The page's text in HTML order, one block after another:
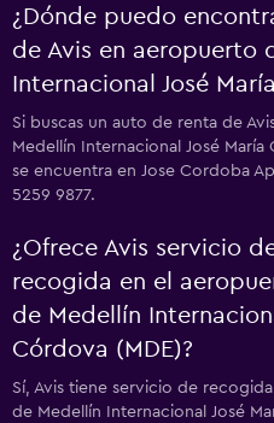
¿Dónde puedo
de Avis en aeropuerto
Internacional José
Si buscas un auto de renta de
Medellín Internacional José
se encuentra en Jose Cordoba
5259 9877.
¿Ofrece Avis servicio
recogida en el
de Medellín
Córdova (MDE)?
Sí, Avis tiene servicio de
de Medellín Internacional José